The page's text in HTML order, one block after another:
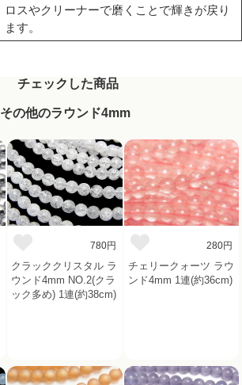
ロスやクリーナーで磨くことで輝きが戻り
ます。
チェックした商品
その他のラウンド4mm
780円
クラッククリスタル ラ
ウンド4mm NO.2(クラ
ック多め) 1連(約38cm)
280円
チェリークォーツ ラウ
ンド4mm 1連(約36cm)